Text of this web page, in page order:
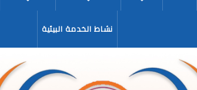
نشاط الخدمة البيئية